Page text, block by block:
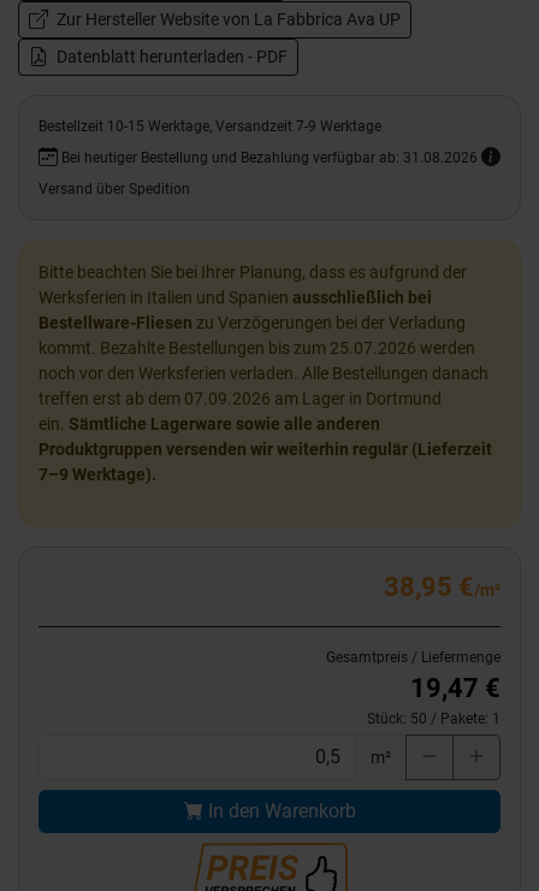
Zur Hersteller Website von La Fabbrica Ava UP
Datenblatt herunterladen - PDF
Bestellzeit 10-15 Werktage, Versandzeit 7-9 Werktage
Bei heutiger Bestellung und Bezahlung verfügbar ab: 31.08.2026
Versand über Spedition
Bitte beachten Sie bei Ihrer Planung, dass es aufgrund der
Werksferien in Italien und Spanien ausschließlich bei
Bestellware-Fliesen zu Verzögerungen bei der Verladung
kommt. Bezahlte Bestellungen bis zum 25.07.2026 werden
noch vor den Werksferien verladen. Alle Bestellungen danach
treffen erst ab dem 07.09.2026 am Lager in Dortmund
ein. Sämtliche Lagerware sowie alle anderen
Produktgruppen versenden wir weiterhin regulär (Lieferzeit
7–9 Werktage).
38,95 €/m²
Gesamtpreis / Liefermenge
19,47 €
Stück: 50 / Pakete: 1
m²
In den Warenkorb